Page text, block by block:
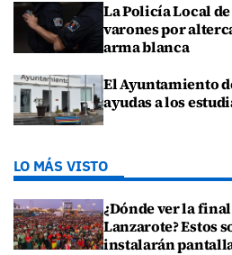
La Policía Local
varones por
arma blanca
El Ayuntamiento
ayudas a los
LO MÁS VISTO
¿Dónde ver la
Lanzarote? Estos
instalarán